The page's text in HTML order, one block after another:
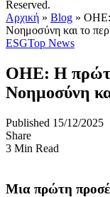
Reserved.
Αρχική » Blog » ΟΗΕ:
Νοημοσύνη και το
ESGTop News
ΟΗΕ: Η
Νοημοσύνη
Published 15/12/2025
Share
3 Min Read
Μια πρώτη